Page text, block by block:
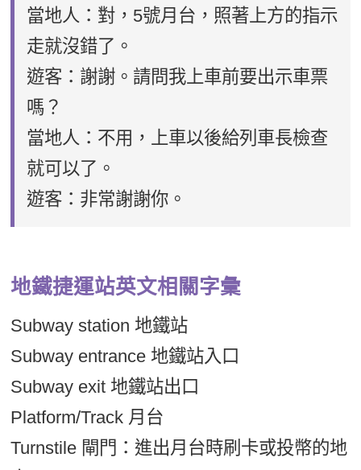
當地人：對，5號月台，照著上方的指示
走就沒錯了。
遊客：謝謝。請問我上車前要出示車票
嗎？
當地人：不用，上車以後給列車長檢查
就可以了。
遊客：非常謝謝你。
地鐵捷運站英文相關字彙
Subway station 地鐵站
Subway entrance 地鐵站入口
Subway exit 地鐵站出口
Platform/Track 月台
Turnstile 閘門：進出月台時刷卡或投幣的地